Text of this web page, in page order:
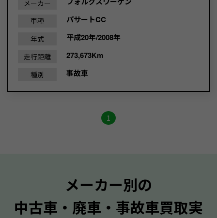
メーカー
車種 パサートCC
年式 平成20年/2008年
走行距離 273,673Km
種別 事故車
1
メーカー別の
中古車・廃車・事故車買取実